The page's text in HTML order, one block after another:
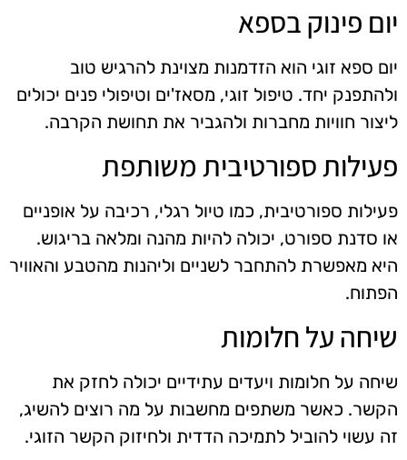
יום פינוק בספא
יום ספא זוגי הוא הזדמנות מצוינת להרגיש טוב
ולהתפנק יחד. טיפול זוגי, מסאז'ים וטיפולי פנים יכולים
ליצור חוויות מחברות ולהגביר את תחושת הקרבה.
פעילות ספורטיבית משותפת
פעילות ספורטיבית, כמו טיול רגלי, רכיבה על אופניים
או סדנת ספורט, יכולה להיות מהנה ומלאה בריגוש.
היא מאפשרת להתחבר לשניים וליהנות מהטבע והאוויר
הפתוח.
שיחה על חלומות
שיחה על חלומות ויעדים עתידיים יכולה לחזק את
הקשר. כאשר משתפים מחשבות על מה רוצים להשיג,
זה עשוי להוביל לתמיכה הדדית ולחיזוק הקשר הזוגי.